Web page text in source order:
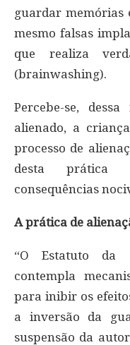
guardar memórias
mesmo falsas
que realiza
(brainwashing).
Percebe-se,
alienado, a
processo de
desta prática
consequências
A prática de
“O Estatuto da
contempla
para inibir os
a inversão da
suspensão da